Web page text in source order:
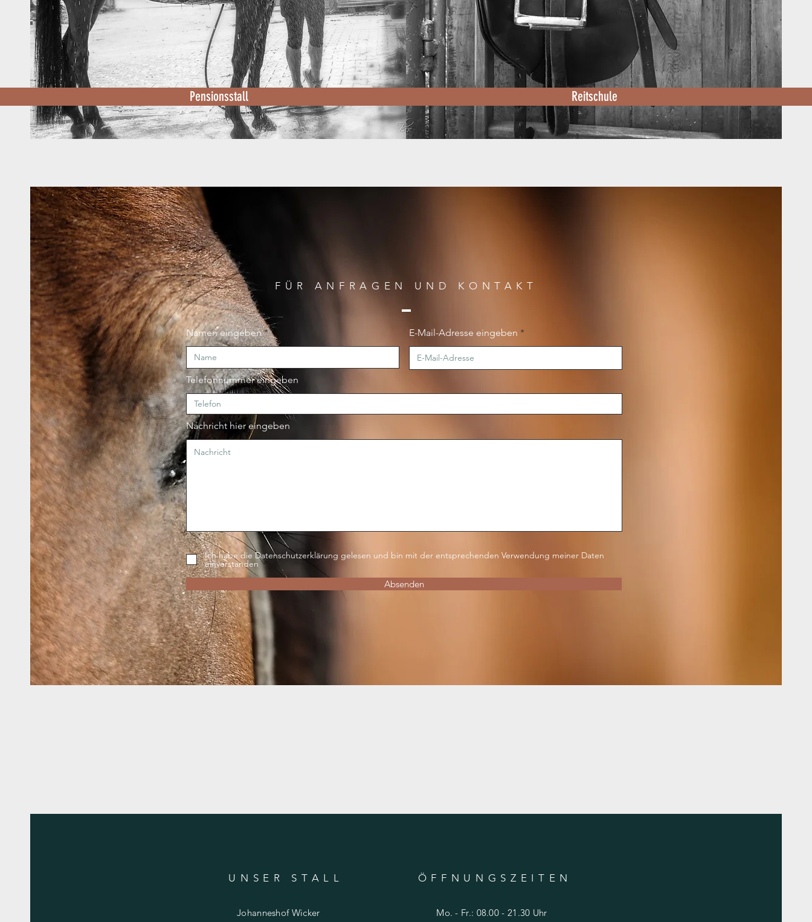
Pensionsstall Reitschule
FÜR ANFRAGEN UND KONTAKT
Namen eingeben E-Mail-Adresse eingeben
Telefonnummer eingeben
Nachricht hier eingeben
Ich habe die Datenschutzerklärung gelesen und bin mit der entsprechenden Verwendung meiner Daten
einverstanden
Absenden
UNSER STALL ÖFFNUNGSZEITE N
Johanneshof Wicker
Mo. - Fr.: 08.00 - 21.30 Uhr